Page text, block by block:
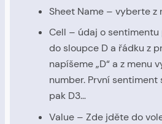
Sheet Name – vyberte z
Cell – údaj o
do sloupce D a řádku z
napíšeme „D“ a z menu
number. První sentiment
pak D3…
Value – Zde jděte do